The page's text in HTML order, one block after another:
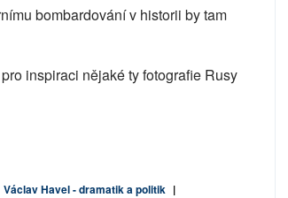
bombardování v historii by tam
inspiraci nějaké ty fotografie Rusy
Václav Havel - dramatik a politik |